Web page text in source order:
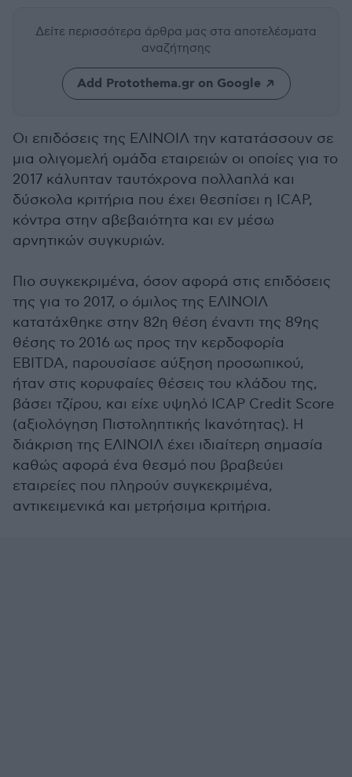
Δείτε περισσότερα άρθρα μας στα αποτελέσματα
αναζήτησης
Add Protothema.gr on Google
Οι επιδόσεις της ΕΛΙΝΟΙΛ την κατατάσσουν σε
μια ολιγομελή ομάδα εταιρειών οι οποίες για το
2017 κάλυπταν ταυτόχρονα πολλαπλά και
δύσκολα κριτήρια που έχει θεσπίσει η ICAP,
κόντρα στην αβεβαιότητα και εν μέσω
αρνητικών συγκυριών.
Πιο συγκεκριμένα, όσον αφορά στις επιδόσεις
της για το 2017, ο όμιλος της ΕΛΙΝΟΙΛ
κατατάχθηκε στην 82η θέση έναντι της 89ης
θέσης το 2016 ως προς την κερδοφορία
EBITDA, παρουσίασε αύξηση προσωπικού,
ήταν στις κορυφαίες θέσεις του κλάδου της,
βάσει τζίρου, και είχε υψηλό ICAP Credit Score
(αξιολόγηση Πιστοληπτικής Ικανότητας). Η
διάκριση της ΕΛΙΝΟΙΛ έχει ιδιαίτερη σημασία
καθώς αφορά ένα θεσμό που βραβεύει
εταιρείες που πληρούν συγκεκριμένα,
αντικειμενικά και μετρήσιμα κριτήρια.